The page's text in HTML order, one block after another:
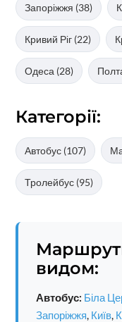
Запоріжжя (38)
Кривий Ріг (22)
Одеса (28)
Категорії:
Автобус (107)
Тролейбус (95)
видом:
Автобус: Біла
Запоріжжя, Київ,